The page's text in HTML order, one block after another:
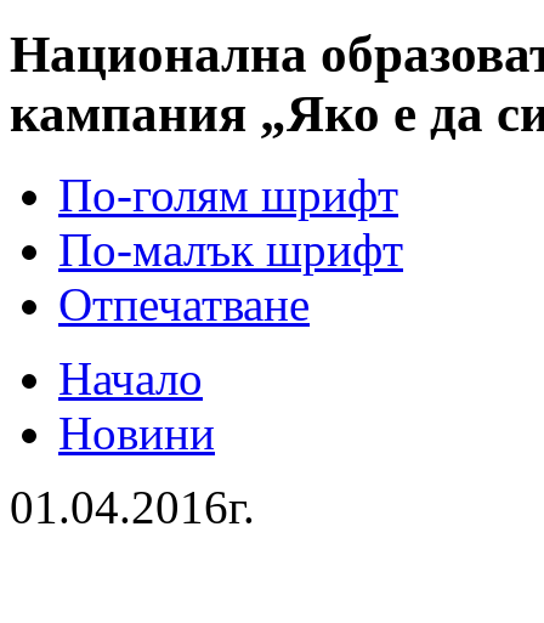
Национална
кампания „Яко е да
По-голям шрифт
По-малък шрифт
Отпечатване
Начало
Новини
01.04.2016г.